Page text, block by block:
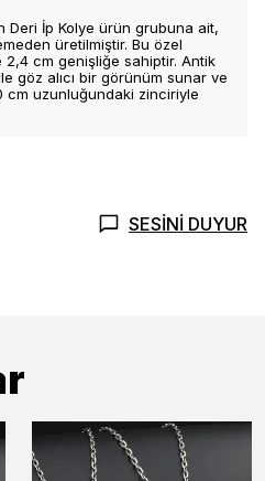
İp Kolye ürün grubuna ait,
üretilmiştir. Bu özel
cm genişliğe sahiptir. Antik
göz alıcı bir görünüm sunar ve
cm uzunluğundaki zinciriyle
SESİNİ DUYUR